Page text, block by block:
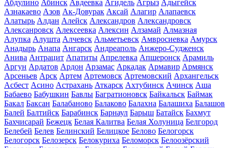
Абдулино Абинск Авдеевка Агидель Агрыз Адыгейск
Азнакаево Азов Ак-Довурак Аксай Алагир Алапаевск
Алатырь Алдан Алейск Александров Александровск
Алексанровск Алексеевка Алексин Алзамай Алмазная
Алупка Алушта Алчевск Альметьевск Амвросиевка Амурск
Анадырь Анапа Ангарск Андреаполь Анжеро-Судженск
Анива Антрацит Апатиты Апрелевка Апшеронск Арамиль
Аргун Ардатов Ардон Арзамас Аркадак Армавир Армянск
Арсеньев Арск Артем Артемовск Артемовский Архангельск
Асбест Асино Астрахань Аткарск Ахтубинск Ачинск Аша
Бабаево Бабушкин Бавлы Багратионовск Байкальск Баймак
Бакал Баксан Балабаново Балаково Балахна Балашиха Балашов
Балей Балтийск Барабинск Барнаул Барыш Батайск Бахмут
Бахчисарай Бежецк Белая Калитва Белая Холуница Белгород
Белебей Белев Белинский Белицкое Белово Белогорск
Белогорск Белозерск Белокуриха Беломорск Белоозёрский